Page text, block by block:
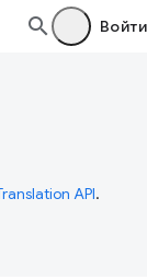
Войти
API.